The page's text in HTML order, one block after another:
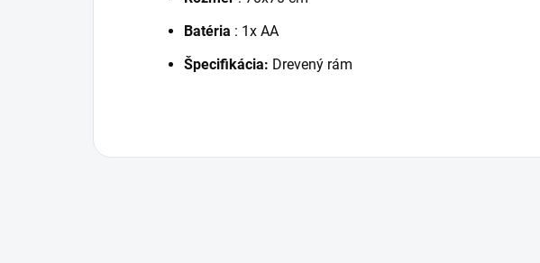
Batéria : 1x AA
Špecifikácia: Drevený rám